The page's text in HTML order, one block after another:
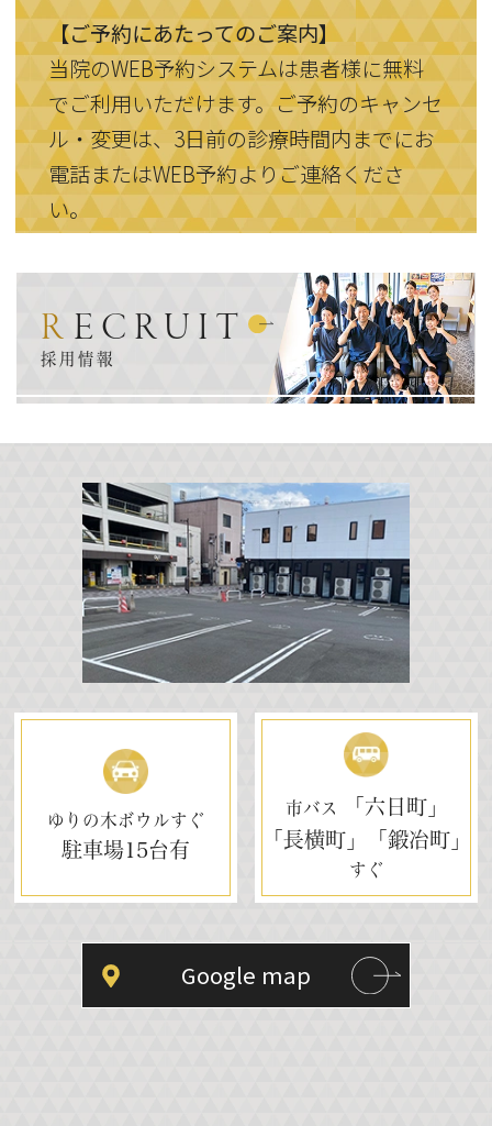
【ご予約にあたってのご案内】
当院のWEB予約システムは患者様に無料
でご利用いただけます。ご予約のキャンセ
ル・変更は、3日前の診療時間内までにお
電話またはWEB予約よりご連絡くださ
い。
RECRUIT
採用情報
Google map
ゆりの木ボウルすぐ
駐車場15台有
市バス
「六日町」
「長横町」「鍛冶町」
すぐ